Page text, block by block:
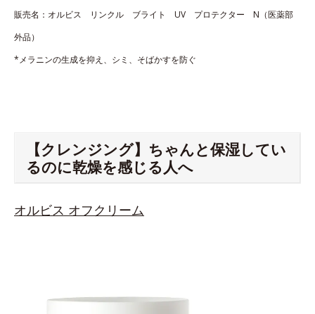
販売名：オルビス リンクル ブライト UV プロテクター N（医薬部
外品）
*メラニンの生成を抑え、シミ、そばかすを防ぐ
【クレンジング】ちゃんと保湿してい
るのに乾燥を感じる人へ
オルビス オフクリーム